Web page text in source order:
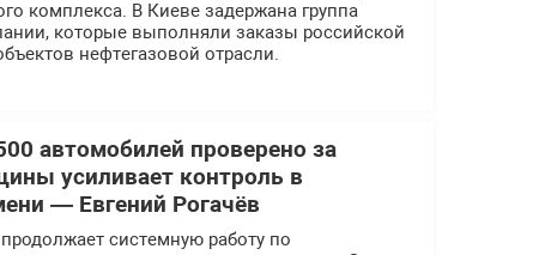
комплекса. В Киеве задержана группа
которые выполняли заказы российской
нефтегазовой отрасли.
автомобилей проверено за
усиливает контроль в
— Евгений Рогачёв
системную работу по